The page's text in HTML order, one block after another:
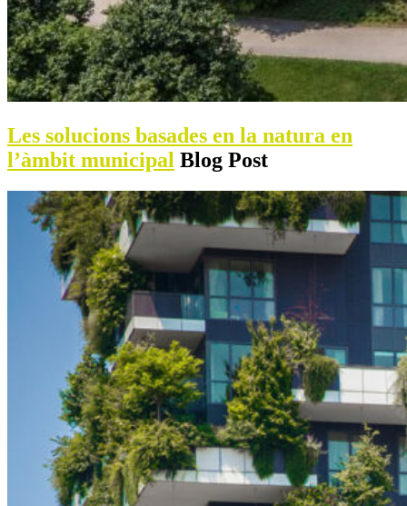
Les solucions basades en la natura en
l’àmbit municipal Blog Post